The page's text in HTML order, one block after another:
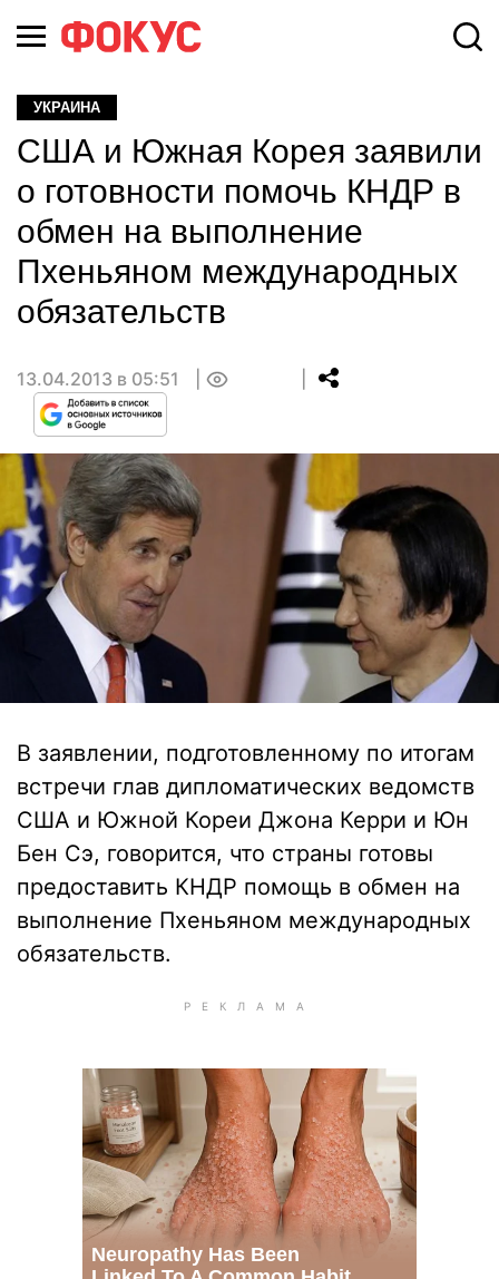
УКРАИНА
США и Южная Корея заявили
о готовности помочь КНДР в
обмен на выполнение
Пхеньяном международных
обязательств
13.04.2013 в 05:51
В заявлении, подготовленному по итогам
встречи глав дипломатических ведомств
США и Южной Кореи Джона Керри и Юн
Бен Сэ, говорится, что страны готовы
предоставить КНДР помощь в обмен на
выполнение Пхеньяном международных
обязательств.